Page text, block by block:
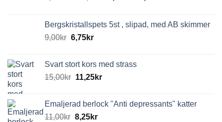
Bergskristallspets 5st , slipad, med AB skimmer
9,00kr 6,75kr
Svart stort kors med strass
15,00kr 11,25kr
Emaljerad berlock "Anti depressants" katter
11,00kr 8,25kr